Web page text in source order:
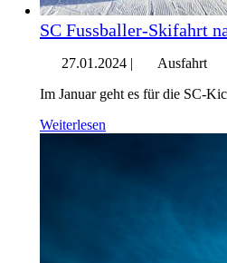
SC Fussballer-Skifahrt
27.01.2024 |
Ausfahrt
Im Januar geht es für die SC-
Weiterlesen